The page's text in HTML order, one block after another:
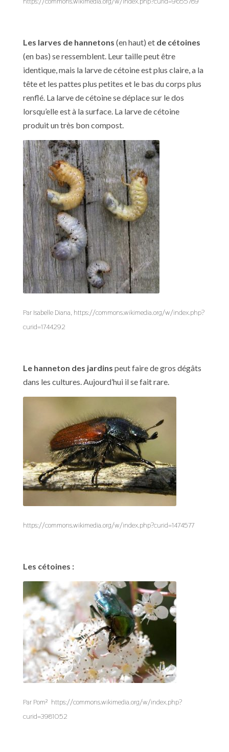
Les larves de hannetons (en haut) et de cétoines
(en bas) se ressemblent. Leur taille peut être
identique, mais la larve de cétoine est plus claire, a la
tête et les pattes plus petites et le bas du corps plus
renflé. La larve de cétoine se déplace sur le dos
lorsqu’elle est à la surface. La larve de cétoine
produit un très bon compost.
Par Isabelle Diana, https://commons.wikimedia.org/w/index.php?
curid=1744292
Le hanneton des jardins peut faire de gros dégâts
dans les cultures. Aujourd’hui il se fait rare.
https://commons.wikimedia.org/w/index.php?curid=1474577
Les cétoines :
Par Pom² https://commons.wikimedia.org/w/index.php?
curid=3981052